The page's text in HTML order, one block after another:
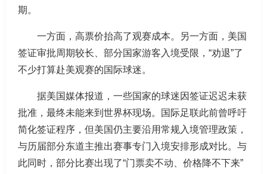
期。
一方面，高票价抬高了观赛成本。另一方面，美国
签证审批周期较长、部分国家游客入境受限，“劝退”了
不少打算赴美观赛的国际球迷。
据美国媒体报道，一些国家的球迷因签证迟迟未获
批准，最终未能来到世界杯现场。国际足联此前曾呼吁
简化签证程序，但美国仍主要沿用常规入境管理政策，
与历届部分东道主推出赛事专门入境安排形成对比。与
此同时，部分比赛出现了“门票卖不动、价格降不下来”